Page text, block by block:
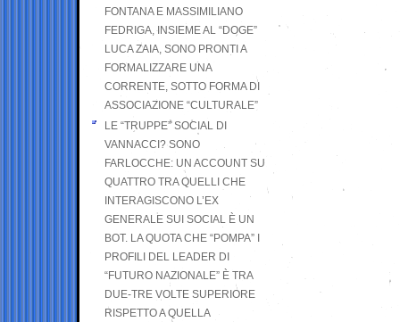
FONTANA E MASSIMILIANO
FEDRIGA, INSIEME AL “DOGE”
LUCA ZAIA, SONO PRONTI A
FORMALIZZARE UNA
CORRENTE, SOTTO FORMA DI
ASSOCIAZIONE “CULTURALE”
LE “TRUPPE” SOCIAL DI
VANNACCI? SONO
FARLOCCHE: UN ACCOUNT SU
QUATTRO TRA QUELLI CHE
INTERAGISCONO L’EX
GENERALE SUI SOCIAL È UN
BOT. LA QUOTA CHE “POMPA” I
PROFILI DEL LEADER DI
“FUTURO NAZIONALE” È TRA
DUE-TRE VOLTE SUPERIORE
RISPETTO A QUELLA